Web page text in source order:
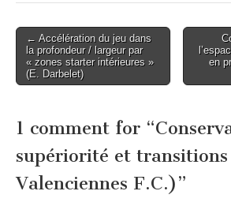
Post
navigation
← Accélération du jeu dans
la profondeur / largeur par
« zones starter intérieures »
(E. Darbelet)
en
1 comment for “
supériorité et
Valenciennes F.C.)”